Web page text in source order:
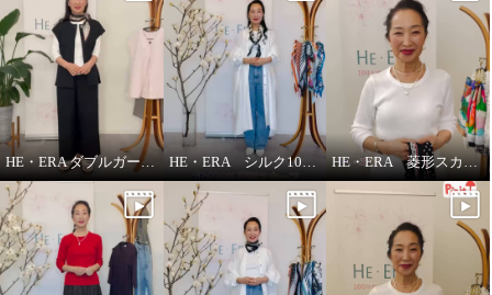
HE・ERA ダブルガーゼ ジレ HE・ERA 菱形スカーフの巻き方